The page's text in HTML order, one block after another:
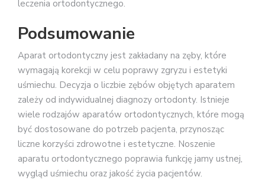
leczenia ortodontycznego.
Podsumowanie
Aparat ortodontyczny jest zakładany na zęby, które
wymagają korekcji w celu poprawy zgryzu i estetyki
uśmiechu. Decyzja o liczbie zębów objętych aparatem
zależy od indywidualnej diagnozy ortodonty. Istnieje
wiele rodzajów aparatów ortodontycznych, które mogą
być dostosowane do potrzeb pacjenta, przynosząc
liczne korzyści zdrowotne i estetyczne. Noszenie
aparatu ortodontycznego poprawia funkcję jamy ustnej,
wygląd uśmiechu oraz jakość życia pacjentów.